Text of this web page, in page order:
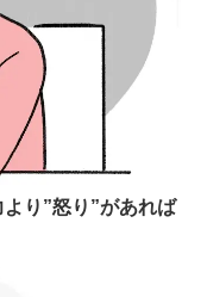
り”怒り”があれば